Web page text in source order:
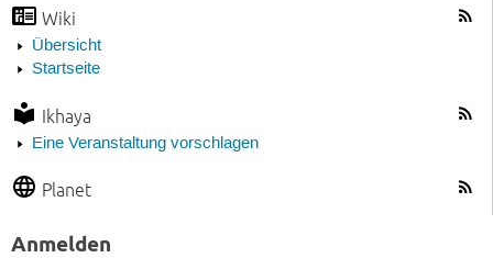
Wiki
Übersicht
Startseite
Ikhaya
Eine Veranstaltung vorschlagen
Planet
Anmelden